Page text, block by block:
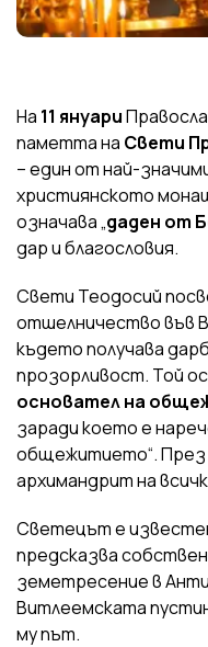
На 11 януари
паметта на Свети
– един от най-
християнското
означава „даден от
дар и благословия.
Свети Теодосий
отшелничество във
където получава
прозорливост. Той
основател на
заради което е
общежитието“. През
архимандрит на
Светецът е
предсказва
земетресение в
Витлеемската
му път.